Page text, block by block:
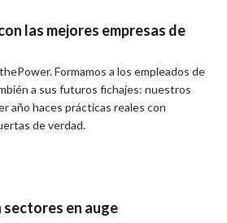
las mejores empresas de
Formamos a los empleados de
a sus futuros fichajes: nuestros
año haces prácticas reales con
de verdad.
sectores en auge